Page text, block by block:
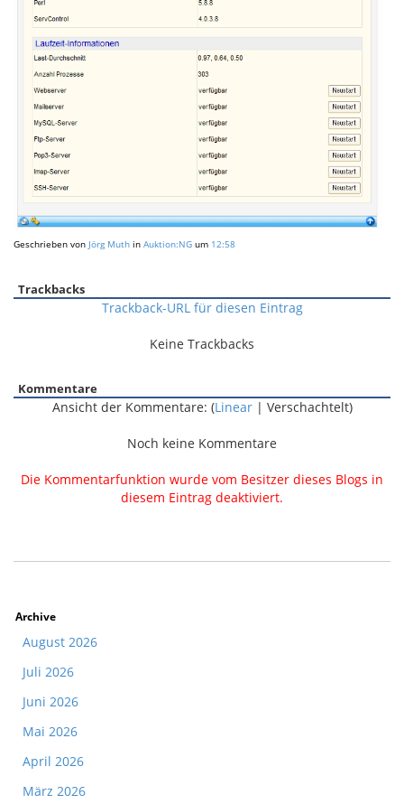
Geschrieben von Jörg Muth in Auktion:NG um 12:58
Trackbacks
Trackback-URL für diesen Eintrag
Keine Trackbacks
Kommentare
Ansicht der Kommentare: (Linear| Verschachtelt)
Noch keine Kommentare
Die Kommentarfunktion wurde vom Besitzer dieses Blogs in
diesem Eintrag deaktiviert.
Archive
August 2026
Juli 2026
Juni 2026
Mai 2026
April 2026
März 2026